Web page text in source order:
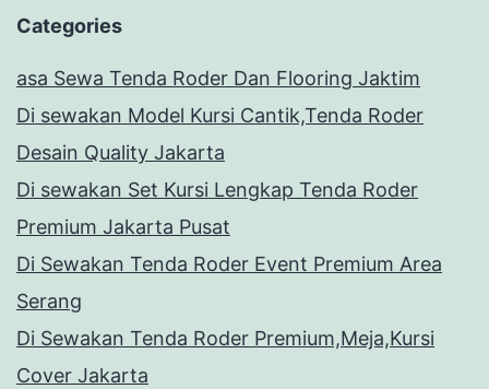
Categories
asa Sewa Tenda Roder Dan Flooring Jaktim
Di sewakan Model Kursi Cantik,Tenda Roder
Desain Quality Jakarta
Di sewakan Set Kursi Lengkap Tenda Roder
Premium Jakarta Pusat
Di Sewakan Tenda Roder Event Premium Area
Serang
Di Sewakan Tenda Roder Premium,Meja,Kursi
Cover Jakarta